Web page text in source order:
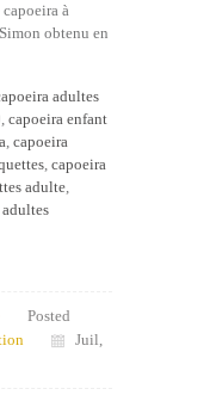
à
obtenu en
adultes
, capoeira enfant
, capoeira
, capoeira
adulte,
Posted
Juil,